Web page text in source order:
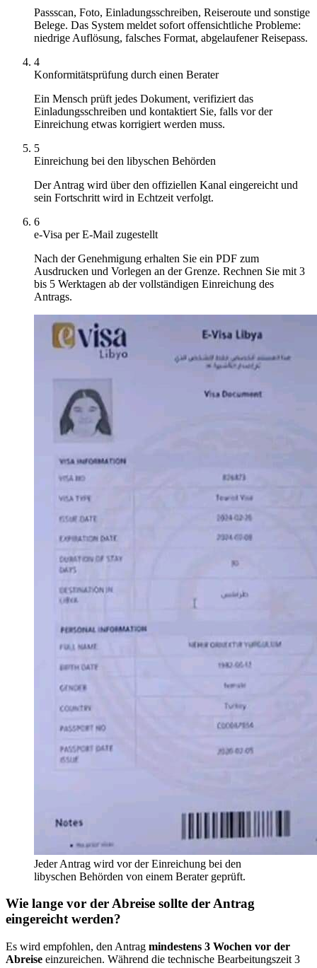
Passscan, Foto, Einladungsschreiben, Reiseroute und sonstige
Belege. Das System meldet sofort offensichtliche Probleme:
niedrige Auflösung, falsches Format, abgelaufener Reisepass.
4
Konformitätsprüfung durch einen Berater
Ein Mensch prüft jedes Dokument, verifiziert das
Einladungsschreiben und kontaktiert Sie, falls vor der
Einreichung etwas korrigiert werden muss.
5
Einreichung bei den libyschen Behörden
Der Antrag wird über den offiziellen Kanal eingereicht und
sein Fortschritt wird in Echtzeit verfolgt.
6
e-Visa per E-Mail zugestellt
Nach der Genehmigung erhalten Sie ein PDF zum
Ausdrucken und Vorlegen an der Grenze. Rechnen Sie mit 3
bis 5 Werktagen ab der vollständigen Einreichung des
Antrags.
Jeder Antrag wird vor der Einreichung bei den
libyschen Behörden von einem Berater geprüft.
Wie lange vor der Abreise sollte der Antrag
eingereicht werden?
Es wird empfohlen, den Antrag mindestens 3 Wochen vor der
Abreise einzureichen. Während die technische Bearbeitungszeit 3